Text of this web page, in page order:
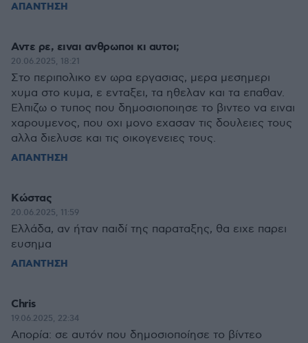
ΑΠΑΝΤΗΣΗ
Αντε ρε, ειναι ανθρωποι κι αυτοι;
20.06.2025, 18:21
Στο περιπολικο εν ωρα εργασιας, μερα μεσημερι
χυμα στο κυμα, ε ενταξει, τα ηθελαν και τα επαθαν.
Ελπιζω ο τυπος που δημοσιοποιησε το βιντεο να ειναι
χαρουμενος, που οχι μονο εχασαν τις δουλειες τους
αλλα διελυσε και τις οικογενειες τους.
ΑΠΑΝΤΗΣΗ
Κώστας
20.06.2025, 11:59
Ελλάδα, αν ήταν παιδί της παραταξης, θα ειχε παρει
ευσημα
ΑΠΑΝΤΗΣΗ
Chris
19.06.2025, 22:34
Απορία: σε αυτόν που δημοσιοποίησε το βίντεο